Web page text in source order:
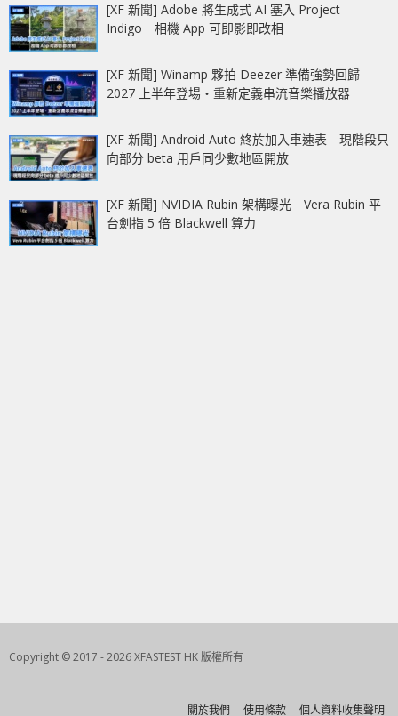
[XF 新聞] Adobe 將生成式 AI 塞入 Project
Indigo 相機 App 可即影即改相
[XF 新聞] Winamp 夥拍 Deezer 準備強勢回歸
2027 上半年登場‧重新定義串流音樂播放器
[XF 新聞] Android Auto 終於加入車速表 現階段只
向部分 beta 用戶同少數地區開放
[XF 新聞] NVIDIA Rubin 架構曝光 Vera Rubin 平
台劍指 5 倍 Blackwell 算力
Copyright © 2017 - 2026 XFASTEST HK 版權所有
關於我們 使用條款 個人資料收集聲明